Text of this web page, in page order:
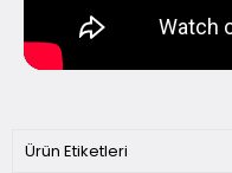
Ürün Etiketleri